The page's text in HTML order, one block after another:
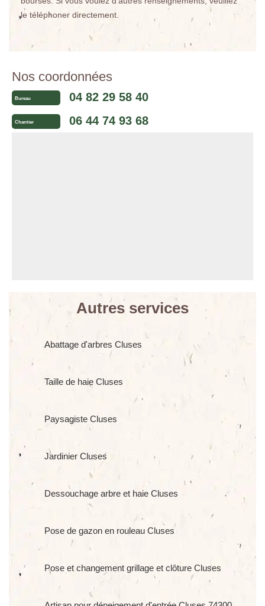
le téléphoner directement.
Nos coordonnées
Bureau 04 82 29 58 40
Chantier 06 44 74 93 68
Autres services
Abattage d'arbres Cluses
Taille de haie Cluses
Paysagiste Cluses
Jardinier Cluses
Dessouchage arbre et haie Cluses
Pose de gazon en rouleau Cluses
Pose et changement grillage et clôture Cluses